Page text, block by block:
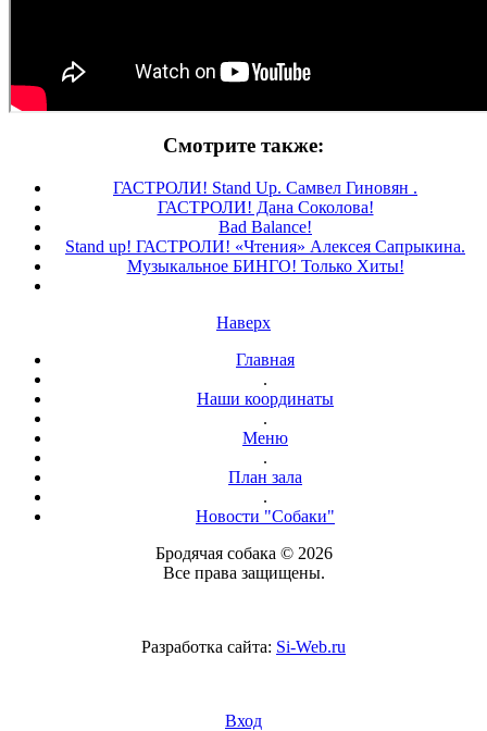
Смотрите также:
ГАСТРОЛИ! Stand Up. Самвел Гиновян .
ГАСТРОЛИ! Дана Соколова!
Bad Balance!
Stand up! ГАСТРОЛИ! «Чтения» Алексея Сапрыкина.
Музыкальное БИНГО! Только Хиты!
Наверх
Главная
.
Наши координаты
.
Меню
.
План зала
.
Новости "Собаки"
Бродячая собака © 2026
Все права защищены.
Разработка сайта: Si-Web.ru
Вход